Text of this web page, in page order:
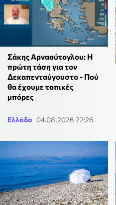
Σάκης Αρναούτογλου: Η
πρώτη τάση για τον
Δεκαπενταύγουστο - Πού
θα έχουμε τοπικές
μπόρες
Ελλάδα 04.08.2026 22:26